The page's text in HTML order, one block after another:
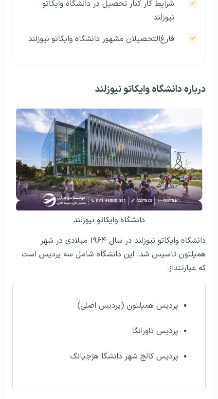
شرایط کار کنار تحصیل در دانشگاه وایکاتو
نیوزلند
فارغ‌التحصیلان مشهور دانشگاه وایکاتو نیوزلند
درباره دانشگاه وایکاتو نیوزلند
دانشگاه وایکاتو نیوزلند
دانشگاه وایکاتو نیوزلند در سال ۱۹۶۴ میلادی در شهر
همیلتون تاسیس شد. این دانشگاه شامل سه پردیس است
که عبارتنداز:
پردیس همیلتون (پردیس اصلی)
پردیس تاورانگا
پردیس کالج شهر دانشگا هژجیانگ